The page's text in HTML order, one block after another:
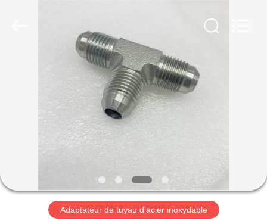
PRODUITS
SUJET
DE
NOUS
Adaptateur de tuyau d'acier inoxydable